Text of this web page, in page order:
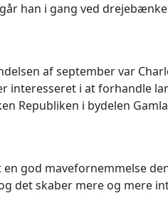
han i gang ved
af september var
interesseret i at forhandle
Republiken i bydelen
god mavefornemmelse
det skaber mere og mere